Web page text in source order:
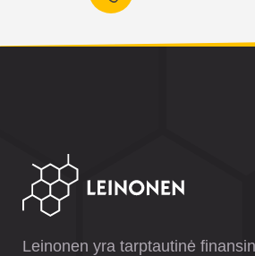
Leinonen yra tarptautinė